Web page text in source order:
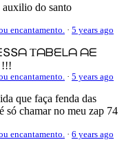
auxilio do santo
encantamento. · 5 years ago
Tᗩᗷᗴᒪᗩ ᗩᗴ
encantamento. · 5 years ago
que faça fenda das
só chamar no meu zap 74
encantamento. · 6 years ago